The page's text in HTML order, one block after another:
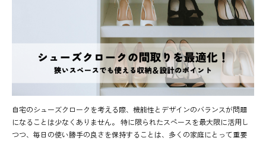
自宅のシューズクロークを考える際、機能性とデザインのバランスが問題
になることは少なくありません。 特に限られたスペースを最大限に活用し
つつ、毎日の使い勝手の良さを保持することは、多くの家庭にとって重要